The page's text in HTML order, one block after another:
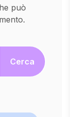
può
Cerca